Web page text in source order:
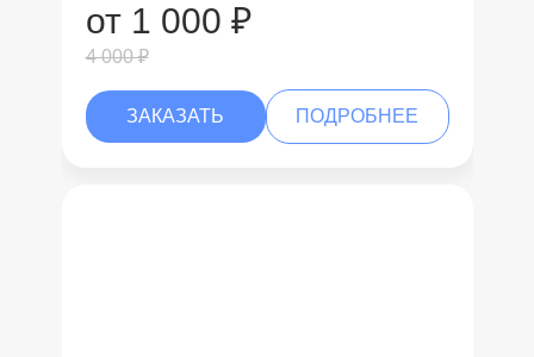
от 1 000 ₽
4 000 ₽
ЗАКАЗАТЬ ПОДРОБНЕЕ